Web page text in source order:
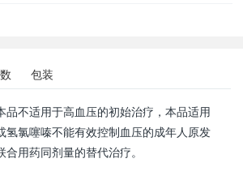
包装
品不适用于高血压的初始治疗，本品适用
氢氯噻嗪不能有效控制血压的成年人原发
用药同剂量的替代治疗。